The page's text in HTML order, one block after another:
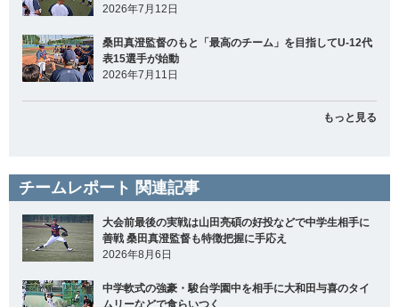
2026年7月12日
桑田真澄監督のもと「最高のチーム」を目指してU-12代
表15選手が始動
2026年7月11日
もっと見る
チームレポート 関連記事
大会前最後の実戦は山田亮碩の好投などで中学生相手に
善戦 桑田真澄監督も特徴把握に手応え
2026年8月6日
中学軟式の強豪・駿台学園中を相手に大和田与喜のタイ
ムリーなどで食らいつく